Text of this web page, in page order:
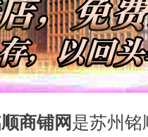
商铺网是苏州铭